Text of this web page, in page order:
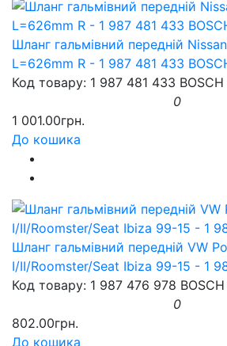
Шланг гальмівний передній
L=626mm R - 1 987 481 433
Код товару: 1 987 481 433 BOSCH
0
1 001.00грн.
До кошика
Шланг гальмівний передній VW
I/II/Roomster/Seat Ibiza 99-15 - 1
Код товару: 1 987 476 978 BOSCH
0
802.00грн.
До кошика